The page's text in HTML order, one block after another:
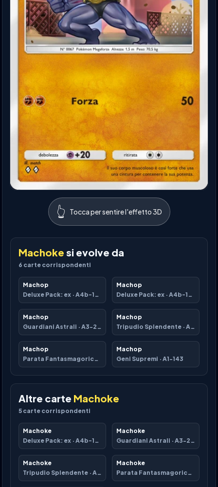
👆 Tocca per sentire l'effetto 3D
Machoke si evolve da
6 carte corrispondenti
Machop
Deluxe Pack: ex · A4b-189
Machop
Deluxe Pack: ex · A4b-190
Machop
Guardiani Astrali · A3-223
Machop
Tripudio Splendente · A2b-037
Machop
Parata Fantasmagorica
B2-079
Machop
Geni Supremi · A1-143
Altre carte Machoke
5 carte corrispondenti
Machoke
Deluxe Pack: ex · A4b-192
Machoke
Guardiani Astrali · A3-224
Machoke
Tripudio Splendente · A2b-038
Machoke
Parata Fantasmagorica